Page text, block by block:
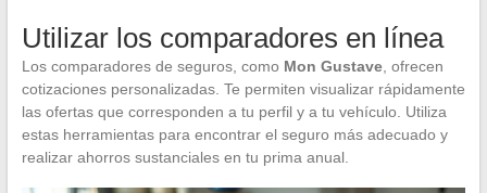
Utilizar los comparadores en línea
Los comparadores de seguros, como Mon Gustave, ofrecen
cotizaciones personalizadas. Te permiten visualizar rápidamente
las ofertas que corresponden a tu perfil y a tu vehículo. Utiliza
estas herramientas para encontrar el seguro más adecuado y
realizar ahorros sustanciales en tu prima anual.